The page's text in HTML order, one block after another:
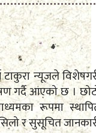
टाकुरा न्यूजले
गर्दै आएको छ ।
रूपमा
र सुसूचित